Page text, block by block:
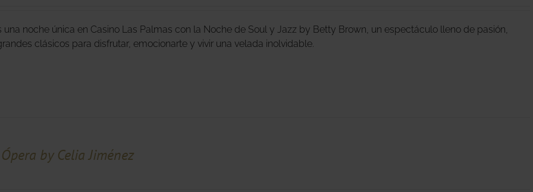
una noche única en Casino Las Palmas con la Noche de Soul y Jazz by Betty Brown, un espectáculo lleno de pasión,
clásicos para disfrutar, emocionarte y vivir una velada inolvidable.
by Celia Jiménez